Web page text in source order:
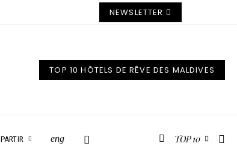
NEWSLETTER
TOP 10 HÔTELS DE RÊVE DES MALDIVES
PARTIR eng TOP 10